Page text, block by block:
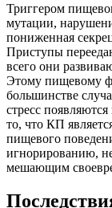
Триггером
мутации,
пониженная
Приступы
всего они
Этому пищевому
большинстве
стресс
то, что КП
пищевого
игнорированию,
мешающим